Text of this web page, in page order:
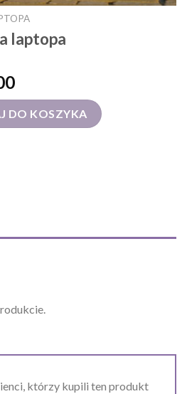
laptopa
DO KOSZYKA
którzy kupili ten produkt